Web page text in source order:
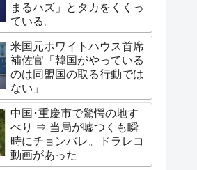
まるハズ」とタカをくくっ
ている。
米国元ホワイトハウス首席
補佐官「韓国がやっている
のは同盟国の取る行動では
ない」
中国･重慶市で驚愕の地す
べり ⇒ 当局が嘘つくも瞬
時にチョンバレ。ドラレコ
動画があった